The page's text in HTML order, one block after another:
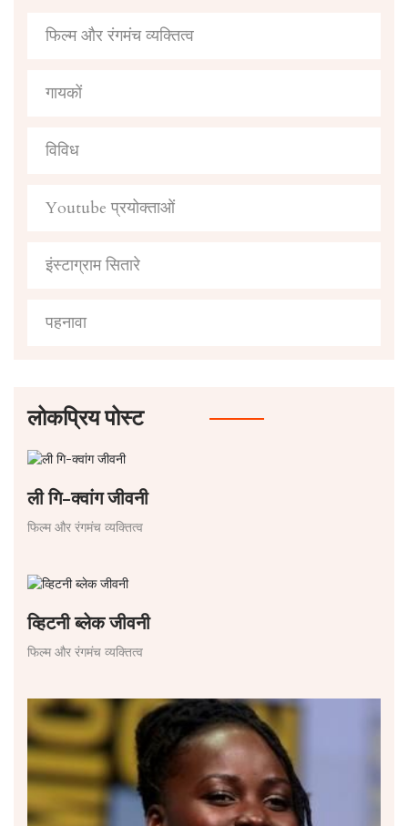
फिल्म और रंगमंच व्यक्तित्व
गायकों
विविध
Youtube प्रयोक्ताओं
इंस्टाग्राम सितारे
पहनावा
लोकप्रिय पोस्ट
ली गि-क्वांग जीवनी
फिल्म और रंगमंच व्यक्तित्व
व्हिटनी ब्लेक जीवनी
फिल्म और रंगमंच व्यक्तित्व